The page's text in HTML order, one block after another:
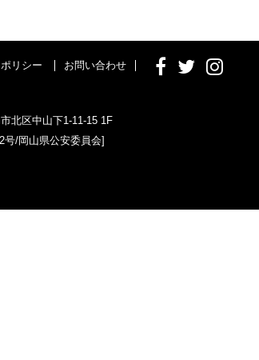
リシー お問い合わせ
北区中山下1-11-15 1F
号/岡山県公安委員会]